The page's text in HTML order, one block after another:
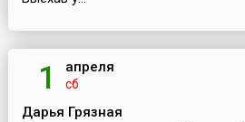
1 апреля
сб
Дарья Грязная